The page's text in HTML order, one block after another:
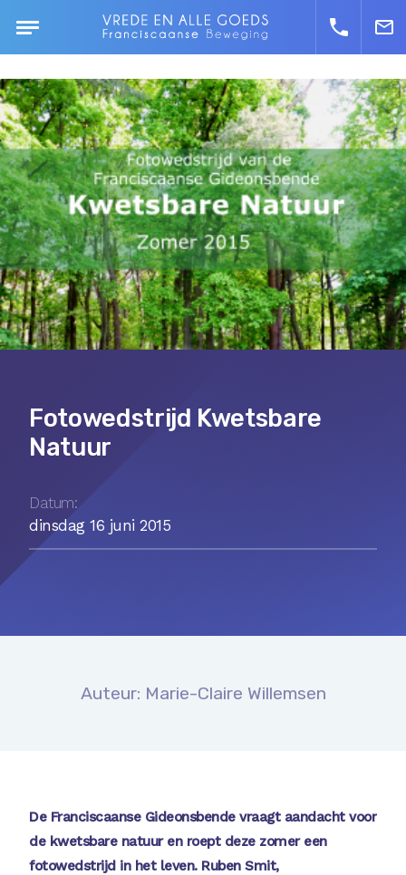
Fotowedstrijd Kwetsbare
Natuur
Datum:
dinsdag 16 juni 2015
Auteur: Marie-Claire Willemsen
De Franciscaanse Gideonsbende vraagt aandacht voor
de kwetsbare natuur en roept deze zomer een
fotowedstrijd in het leven. Ruben Smit,